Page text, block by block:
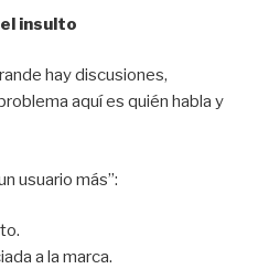
insulto
hay discusiones,
aquí es quién habla y
usuario más”:
a la marca.